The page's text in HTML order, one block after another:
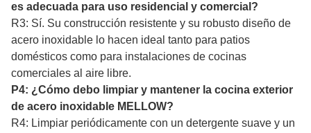
es adecuada para uso residencial y comercial?
R3: Sí. Su construcción resistente y su robusto diseño de
acero inoxidable lo hacen ideal tanto para patios
domésticos como para instalaciones de cocinas
comerciales al aire libre.
P4: ¿Cómo debo limpiar y mantener la cocina exterior
de acero inoxidable MELLOW?
R4: Limpiar periódicamente con un detergente suave y un